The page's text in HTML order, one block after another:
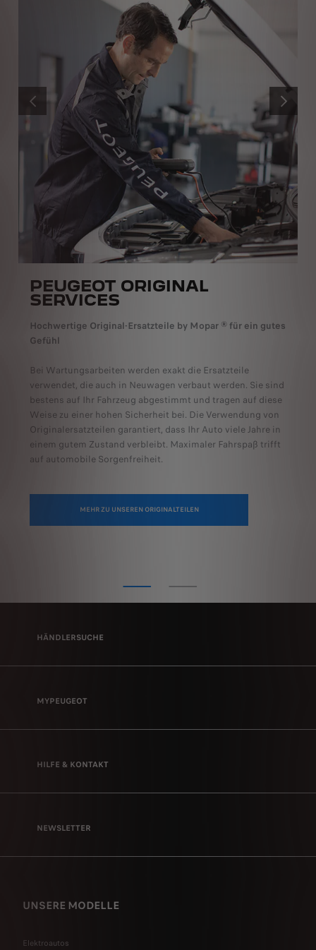
ZURÜCK
PEUGEOT ORIGINAL
SERVICES
Hochwertige Original-Ersatzteile by Mopar ®​ für ein gutes
Gefühl
Bei Wartungsarbeiten werden exakt die Ersatzteile
verwendet, die auch in Neuwagen verbaut werden. Sie sind
bestens auf Ihr Fahrzeug abgestimmt und tragen auf diese
Weise zu einer hohen Sicherheit bei. Die Verwendung von
Originalersatzteilen garantiert, dass Ihr Auto viele Jahre in
einem gutem Zustand verbleibt. Maximaler Fahrspaß trifft
auf automobile Sorgenfreiheit.
MEHR ZU UNSEREN ORIGINALTEILEN
WEITER
HÄNDLERSUCHE
MYPEUGEOT
HILFE & KONTAKT
NEWSLETTER
UNSERE MODELLE
Elektroautos